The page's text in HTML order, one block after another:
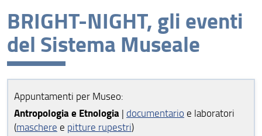
BRIGHT-NIGHT, gli eventi
del Sistema Museale
Appuntamenti per Museo:
Antropologia e Etnologia | documentario e laboratori
(maschere e pitture rupestri)
BRIGHT-NIGHT, gli eventi del Sistema Museale